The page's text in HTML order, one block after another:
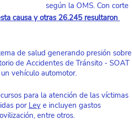
según la OMS. Con corte
causa y otras 26.245 resultaron
de salud generando presión sobre
de Accidentes de Tránsito - SOAT
vehículo automotor.
para la atención de las víctimas
por Ley e incluyen gastos
entre otros.